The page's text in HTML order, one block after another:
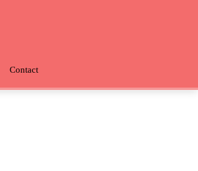
Contact